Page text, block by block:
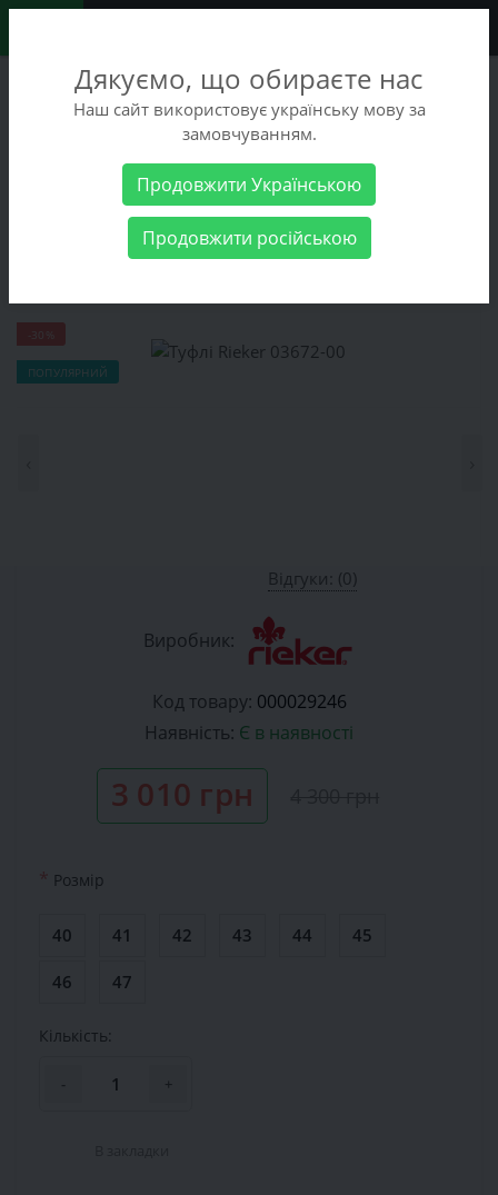
+38 (068) 486-90-09
+38 (093) 486-90-09
Чоловічі товари Чоловіче взуття Туфлі Rieker 03672-00
Туфлі Rieker 03672-00
ПОПУЛЯРНИЙ
Відгуки: (0)
Виробник:
Код товару: 000029246
Наявність: Є в наявності
3 010 грн
* Розмiр
40 41 42 43 44 45
46 47
Кількість:
- +
Дякуємо, що обираєте нас
Наш сайт використовує українську мову за
замовчуванням.
Продовжити Українською
Продовжити російською